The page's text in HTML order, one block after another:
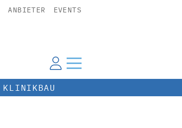
ANBIETER EVENTS
KLINIKBAU